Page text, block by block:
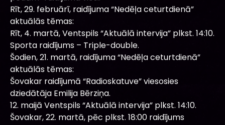
Rīt, 29. februārī, raidījuma “Nedēļa ceturtdienā”
aktuālās tēmas:
Rīt, 4. martā, Ventspils “Aktuālā intervija” plkst. 14:10.
Sporta raidījums – Triple-double.
Šodien, 21. martā, raidījuma “Nedēļa ceturtdienā”
aktuālās tēmas:
Šovakar raidījumā “Radioskatuve” viesosies
dziedātāja Emilija Bērziņa.
12. maijā Ventspils “Aktuālā intervija” plkst. 14:10.
Šovakar, 22. martā, pēc plkst. 18:00 raidījums